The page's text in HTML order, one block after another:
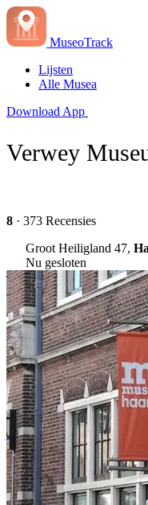
MuseoTrack
Lijsten
Alle Musea
Download App
Verwey
8 · 373 Recensies
Groot Heiligland 47,
Nu gesloten